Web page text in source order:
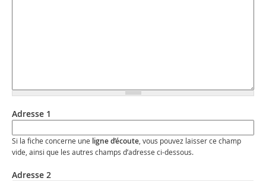
Adresse 1
Si la fiche concerne une ligne d’écoute , vous pouvez laisser ce champ
vide, ainsi que les autres champs d’adresse ci-dessous.
Adresse 2